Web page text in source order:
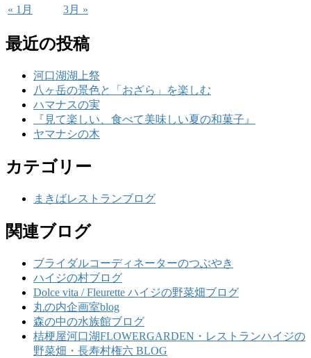
« 1月 3月 »
最近の投稿
河口湖湖上祭
八ヶ岳の景色と「おざら」を楽しむ
ハマナスの実
『見て楽しい、食べて美味しい夏の和菓子』
ヤマナシの木
カテゴリー
まきばレストランブログ
関連ブログ
ブライダルコーディネーターのつぶやき
ハイジの村ブログ
Dolce vita / Fleurette ハイジの野菜畑ブログ
丸の内企画室blog
森の中の水族館ブログ
桔梗屋河口湖FLOWERGARDEN・レストランハイジの
野菜畑・長寿村権六 BLOG